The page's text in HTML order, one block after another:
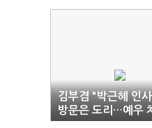
김부겸 "박근혜 인
방문은 도리…예우
원"